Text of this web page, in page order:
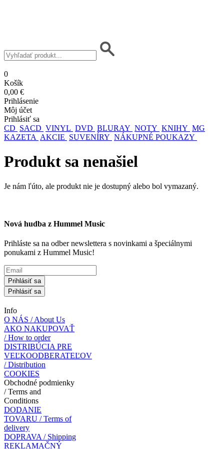
0
Košík
0,00 €
Prihlásenie
Môj účet
Prihlásiť sa
CD SACD VINYL DVD BLURAY NOTY KNIHY MG
KAZETA AKCIE SUVENÍRY NÁKUPNÉ POUKAZY
Produkt sa nenašiel
Je nám ľúto, ale produkt nie je dostupný alebo bol vymazaný.
Nová hudba z Hummel Music
Prihláste sa na odber newslettera s novinkami a špeciálnymi
ponukami z Hummel Music!
Prihlásiť sa
Prihlásiť sa
Info
O NÁS / About Us
AKO NAKUPOVAŤ
/ How to order
DISTRIBÚCIA PRE
VEĽKOODBERATEĽOV
/ Distribution
COOKIES
Obchodné podmienky
/ Terms and
Conditions
DODANIE
TOVARU / Terms of
delivery
DOPRAVA / Shipping
REKLAMAČNÝ